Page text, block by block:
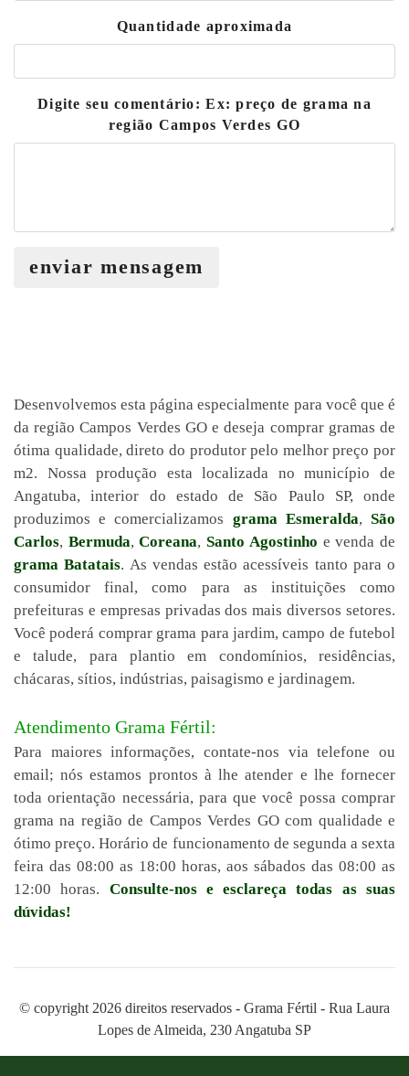
Quantidade aproximada
Digite seu comentário: Ex: preço de grama na
região Campos Verdes GO
enviar mensagem
Desenvolvemos esta página especialmente para você que é
da região Campos Verdes GO e deseja comprar gramas de
ótima qualidade, direto do produtor pelo melhor preço por
m2. Nossa produção esta localizada no município de
Angatuba, interior do estado de São Paulo SP, onde
produzimos e comercializamos grama Esmeralda,São
Carlos, Bermuda,Coreana,Santo Agostinho e venda de
grama Batatais. As vendas estão acessíveis tanto para o
consumidor final, como para as instituições como
prefeituras e empresas privadas dos mais diversos setores.
Você poderá comprar grama para jardim, campo de futebol
e talude, para plantio em condomínios, residências,
chácaras, sítios, indústrias, paisagismo e jardinagem.
Atendimento Grama Fértil:
Para maiores informações, contate-nos via telefone ou
email; nós estamos prontos à lhe atender e lhe fornecer
toda orientação necessária, para que você possa comprar
grama na região de Campos Verdes GO com qualidade e
ótimo preço. Horário de funcionamento de segunda a sexta
feira das 08:00 as 18:00 horas, aos sábados das 08:00 as
12:00 horas. Consulte-nos e esclareça todas as suas
dúvidas!
© copyright 2026 direitos reservados - Grama Fértil - Rua Laura
Lopes de Almeida, 230 Angatuba SP